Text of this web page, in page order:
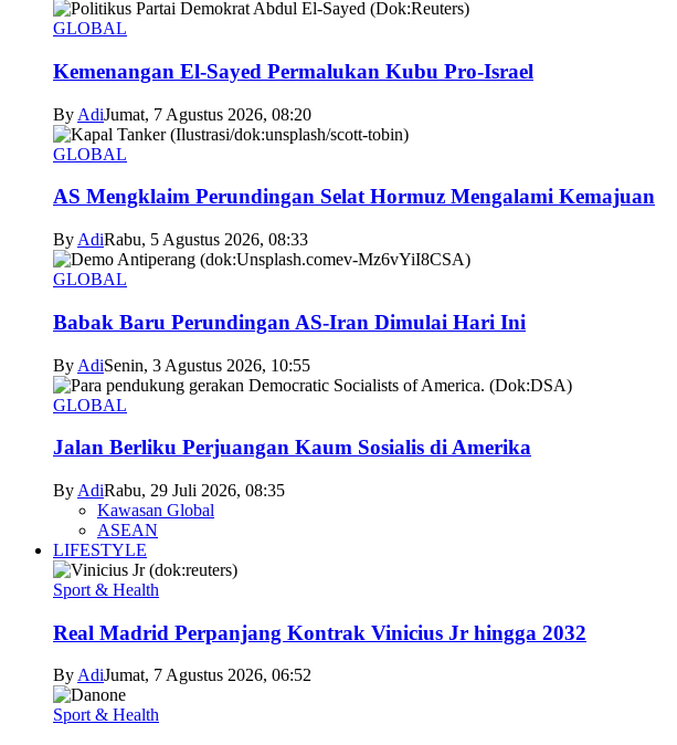
GLOBAL
Kemenangan El-Sayed Permalukan Kubu Pro-Israel
By AdiJumat, 7 Agustus 2026, 08:20
GLOBAL
AS Mengklaim Perundingan Selat Hormuz Mengalami Kemajuan
By AdiRabu, 5 Agustus 2026, 08:33
GLOBAL
Babak Baru Perundingan AS-Iran Dimulai Hari Ini
By AdiSenin, 3 Agustus 2026, 10:55
GLOBAL
Jalan Berliku Perjuangan Kaum Sosialis di Amerika
By AdiRabu, 29 Juli 2026, 08:35
Kawasan Global
ASEAN
LIFESTYLE
Sport & Health
Real Madrid Perpanjang Kontrak Vinicius Jr hingga 2032
ByAdiJumat, 7 Agustus 2026, 06:52
Sport & Health